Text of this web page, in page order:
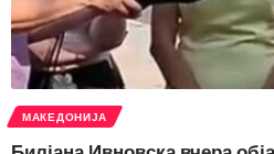
МАКЕДОНИЈА